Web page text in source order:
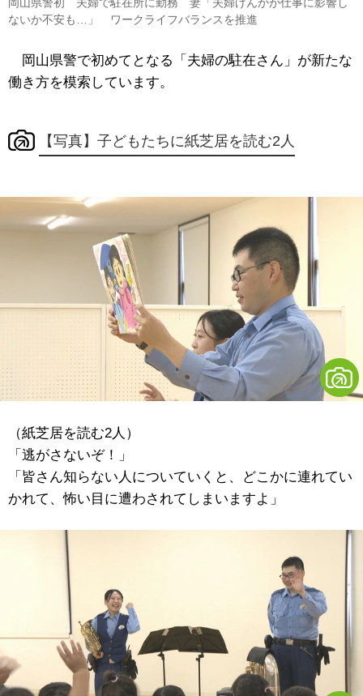
ないか不安も…」 ワークライフバランスを推進
岡山県警で初めてとなる「夫婦の駐在さん」が新たな
働き方を模索しています。
【写真】子どもたちに紙芝居を読む2人
（紙芝居を読む2人）
「逃がさないぞ！」
「皆さん知らない人についていくと、どこかに連れてい
かれて、怖い目に遭わされてしまいますよ」